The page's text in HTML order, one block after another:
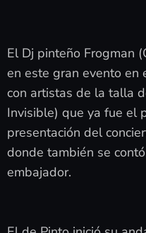
El Dj pinteño Frogman
en este gran evento en
con artistas de la talla
Invisible) que ya fue el
presentación del
donde también se
embajador.